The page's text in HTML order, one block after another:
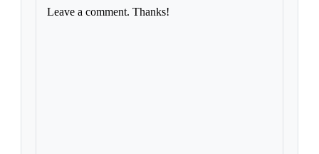
Leave a comment. Thanks!